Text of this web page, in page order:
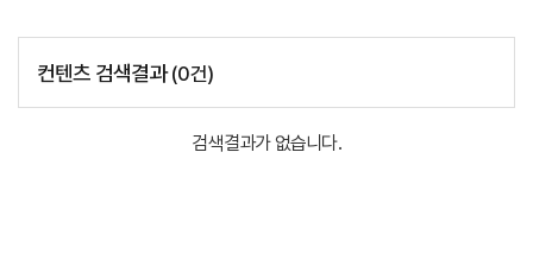
컨텐츠 검색결과(0건)
검색결과가 없습니다.